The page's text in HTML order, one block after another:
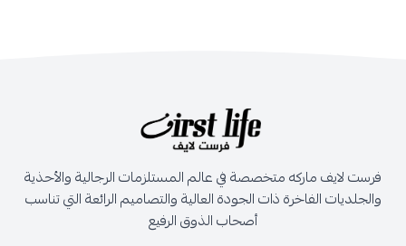
فرست لايف ماركه متخصصة في عالم المستلزمات الرجالية والأحذية
والجلديات الفاخرة ذات الجودة العالية والتصاميم الرائعة التي تناسب
أصحاب الذوق الرفيع